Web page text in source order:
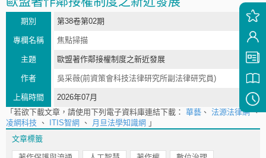
期別 第38卷第02期
專欄名稱 焦點掃描
主題 歐盟著作鄰接權制度之新近發展
作者 吳采薇(前資策會科技法律研究所副法律研究員)
上稿時間
2026年07月
「若欲下載文章，請使用下列電子資料庫連結下載： 華藝 、 法源法律網、
凌網科技 、 ITIS智網 、 月旦法學知識網 」
文章標籤